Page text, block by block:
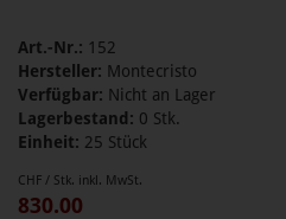
Art.-Nr.: 152
Hersteller: Montecristo
Verfügbar: Nicht an Lager
Lagerbestand: 0 Stk.
Einheit: 25 Stück
CHF / Stk. inkl. MwSt.
830.00